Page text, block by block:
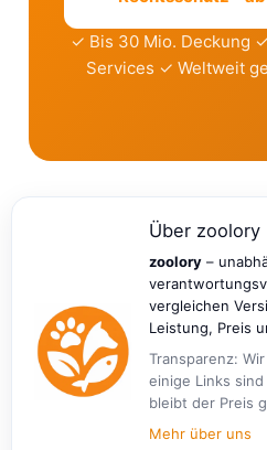
✓ Bis 30 Mio. Deckung
Services ✓ Weltweit
Über zoolory
zoolory –
vergleichen
Leistung, Preis
Transparenz:
einige Links
bleibt der Preis
Mehr über uns